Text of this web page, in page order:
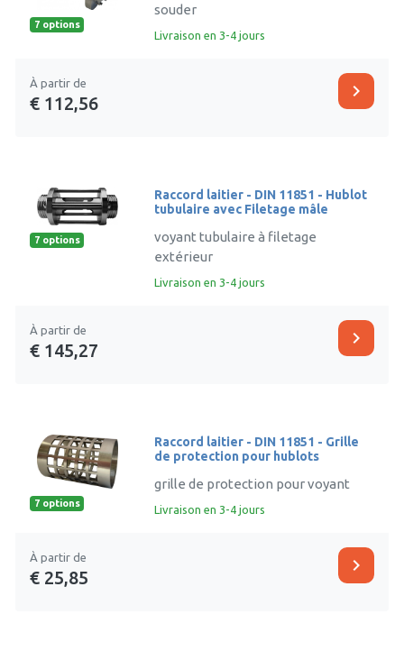
7 options
souder
Livraison en 3-4 jours
À partir de
€ 112,56
chevron_right
7 options
Raccord laitier - DIN 11851 - Hublot
tubulaire avec Filetage mâle
voyant tubulaire à filetage
extérieur
Livraison en 3-4 jours
À partir de
€ 145,27
chevron_right
7 options
Raccord laitier - DIN 11851 - Grille
de protection pour hublots
grille de protection pour voyant
Livraison en 3-4 jours
À partir de
€ 25,85
chevron_right